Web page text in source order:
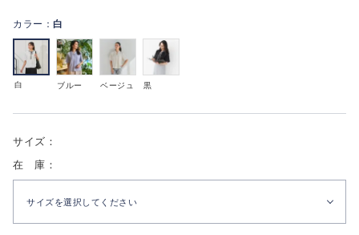
カラー： 白
白 ブルー ベージュ 黒
サイズ：
在 庫：
サイズを選択してください